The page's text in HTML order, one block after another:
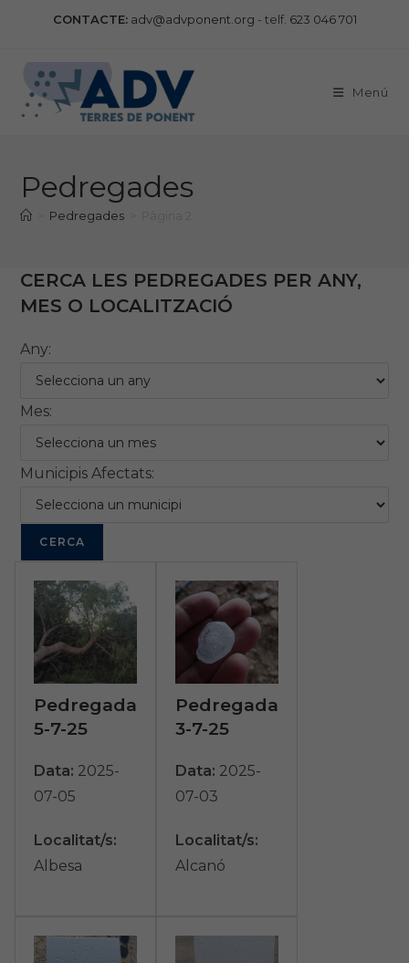
CONTACTE:adv@advponent.org - telf. 623 046 701
Menú
Pedregades
Pedregades
CERCA LES PEDREGADES PER ANY,
MES O LOCALITZACIÓ
Any:
Mes:
Municipis Afectats:
Pedregada
5-7-25
Data: 2025-
07-05
Localitat/s:
Albesa
Pedregada
3-7-25
Data: 2025-
07-03
Localitat/s:
Alcanó